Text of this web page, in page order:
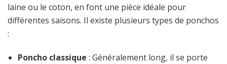
laine ou le coton, en font une pièce idéale pour
différentes saisons. Il existe plusieurs types de ponchos
:
Poncho classique : Généralement long, il se porte